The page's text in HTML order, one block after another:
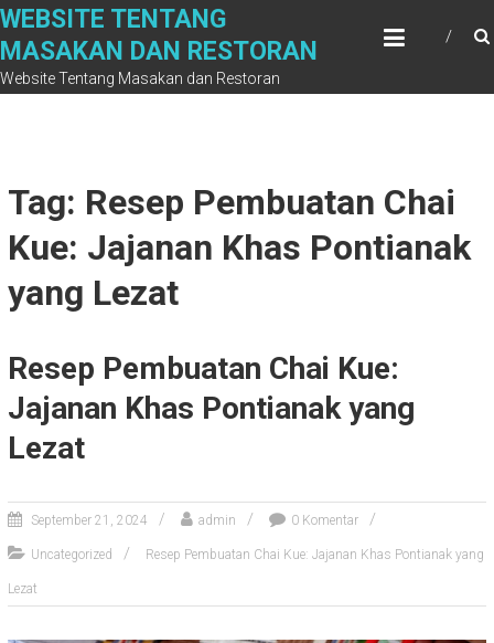
Skip
content
WEBSITE TENTANG
MASAKAN DAN RESTORAN
Website Tentang Masakan dan Restoran
Tag: Resep Pembuatan Chai
Kue: Jajanan Khas Pontianak
yang Lezat
Resep Pembuatan Chai Kue:
Jajanan Khas Pontianak yang
Lezat
September 21, 2024 admin 0 Komentar
Uncategorized Resep Pembuatan Chai Kue: Jajanan Khas Pontianak yang
Lezat